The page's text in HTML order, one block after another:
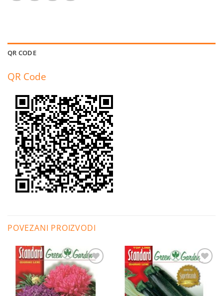
QR CODE
QR Code
POVEZANI PROIZVODI
Dodaj
na
listu
želja
Dodaj
na
listu
želja